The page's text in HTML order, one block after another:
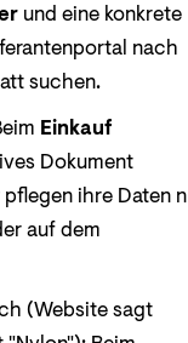
und eine konkrete
nach
suchen.
Einkauf
Dokument
ihre Daten
auf dem
(Website sagt